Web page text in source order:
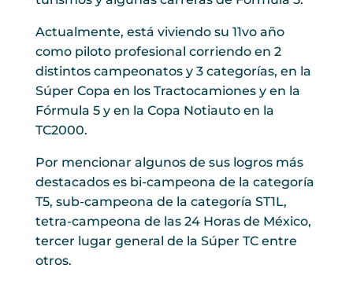
Actualmente, está viviendo su 11vo año
como piloto profesional corriendo en 2
distintos campeonatos y 3 categorías, en la
Súper Copa en los Tractocamiones y en la
Fórmula 5 y en la Copa Notiauto en la
TC2000.
Por mencionar algunos de sus logros más
destacados es bi-campeona de la categoría
T5, sub-campeona de la categoría ST1L,
tetra-campeona de las 24 Horas de México,
tercer lugar general de la Súper TC entre
otros.